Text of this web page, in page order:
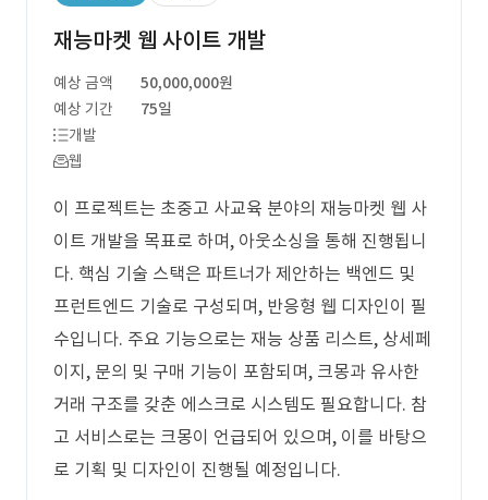
재능마켓 웹 사이트 개발
예상 금액
50,000,000원
예상 기간
75일
개발
웹
이 프로젝트는 초중고 사교육 분야의 재능마켓 웹 사
이트 개발을 목표로 하며, 아웃소싱을 통해 진행됩니
다. 핵심 기술 스택은 파트너가 제안하는 백엔드 및
프런트엔드 기술로 구성되며, 반응형 웹 디자인이 필
수입니다. 주요 기능으로는 재능 상품 리스트, 상세페
이지, 문의 및 구매 기능이 포함되며, 크몽과 유사한
거래 구조를 갖춘 에스크로 시스템도 필요합니다. 참
고 서비스로는 크몽이 언급되어 있으며, 이를 바탕으
로 기획 및 디자인이 진행될 예정입니다.